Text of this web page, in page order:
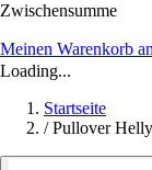
Zwischensumme
Meinen Warenkorb
Loading...
Startseite
/ Pullover